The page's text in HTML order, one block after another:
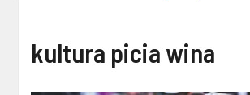
kultura picia wina